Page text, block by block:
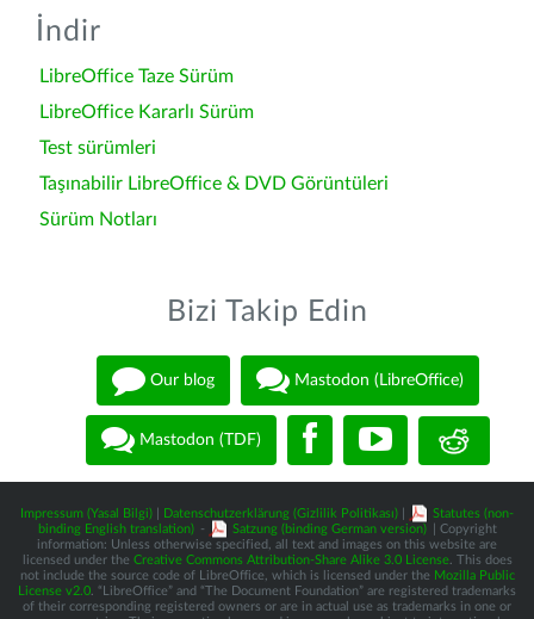
İndir
LibreOffice Taze Sürüm
LibreOffice Kararlı Sürüm
Test sürümleri
Taşınabilir LibreOffice & DVD Görüntüleri
Sürüm Notları
Bizi Takip Edin
Our blog Mastodon (LibreOffice)
Mastodon (TDF)
Impressum (Yasal Bilgi) Datenschutzerklärung (Gizlilik Politikası)
Statutes (non-
binding English translation) - Satzung (binding German version)
| Copyright
information: Unless otherwise specified, all text and images on this website are
licensed under the Creative Commons Attribution-Share Alike 3.0 License. This does
not include the source code of LibreOffice, which is licensed under the Mozilla Public
License v2.0 . “LibreOffice” and “The Document Foundation” are registered trademarks
of their corresponding registered owners or are in actual use as trademarks in one or